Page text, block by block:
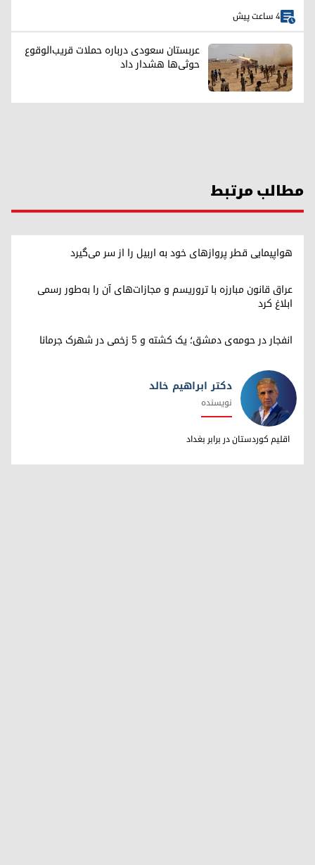
4 ساعت پیش
عربستان سعودی درباره حملات قریب‌الوقوع
حوثی‌ها هشدار داد
مطالب مرتبط
هواپیمایی قطر پروازهای خود به اربیل را از سر می‌گیرد
عراق قانون مبارزه با تروریسم و مجازات‌های آن را به‌طور رسمی
ابلاغ کرد
انفجار در حومه‌ی دمشق؛ یک کشته و ۵ زخمی در شهرک جرمانا
دکتر ابراهیم خالد
دکتر ابراهیم خالد
نویسنده
اقلیم کوردستان در برابر بغداد